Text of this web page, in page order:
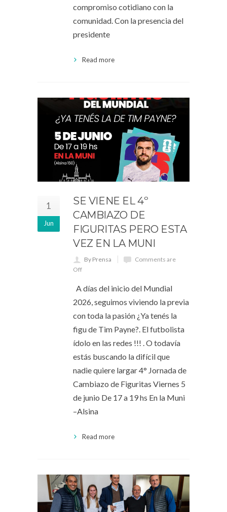
compromiso cotidiano con la
comunidad. Con la presencia del
presidente
Read more
1
Jun
SE VIENE EL 4º
CAMBIAZO DE
FIGURITAS PERO ESTA
VEZ EN LA MUNI
By Prensa
Comments are
Off
A días del inicio del Mundial
2026, seguimos viviendo la previa
con toda la pasión ¿Ya tenés la
figu de Tim Payne?. El futbolista
ídolo en las redes !!! . O todavía
estás buscando la difícil que
nadie quiere largar 4° Jornada de
Cambiazo de Figuritas Viernes 5
de junio De 17 a 19 hs En la Muni
–Alsina
Read more